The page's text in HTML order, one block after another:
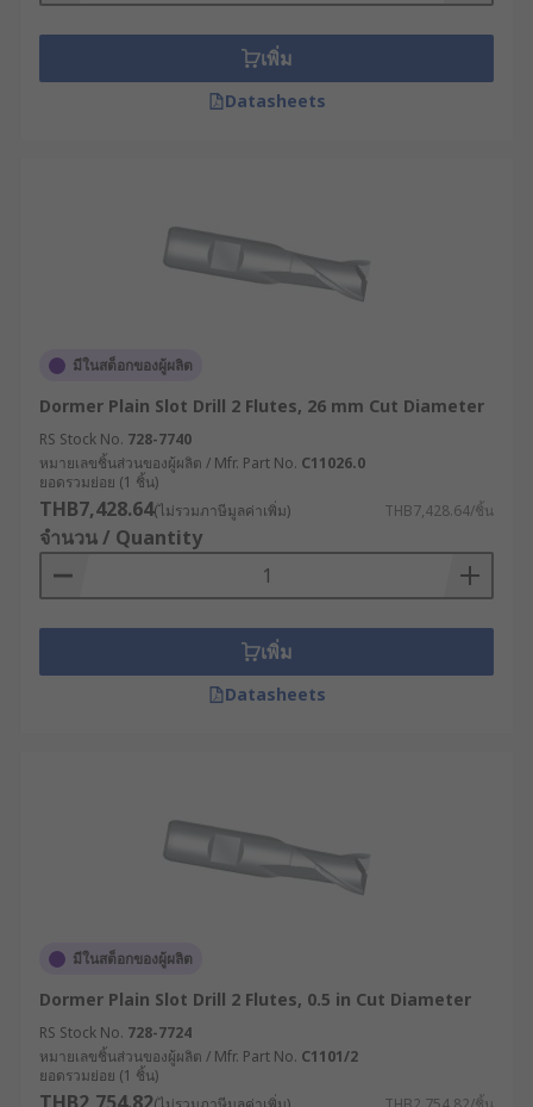
เพิ่ม
Datasheets
มีในสต็อกของผู้ผลิต
Dormer Plain Slot Drill 2 Flutes, 26 mm Cut Diameter
RS Stock No. 728-7740
หมายเลขชิ้นส่วนของผู้ผลิต / Mfr. Part No. C11026.0
ยอดรวมย่อย (1 ชิ้น)
THB7,428.64(ไม่รวมภาษีมูลค่าเพิ่ม) THB7,428.64/ชิ้น
จำนวน / Quantity
เพิ่ม
Datasheets
มีในสต็อกของผู้ผลิต
Dormer Plain Slot Drill 2 Flutes, 0.5 in Cut Diameter
RS Stock No. 728-7724
หมายเลขชิ้นส่วนของผู้ผลิต / Mfr. Part No. C1101/2
ยอดรวมย่อย (1 ชิ้น)